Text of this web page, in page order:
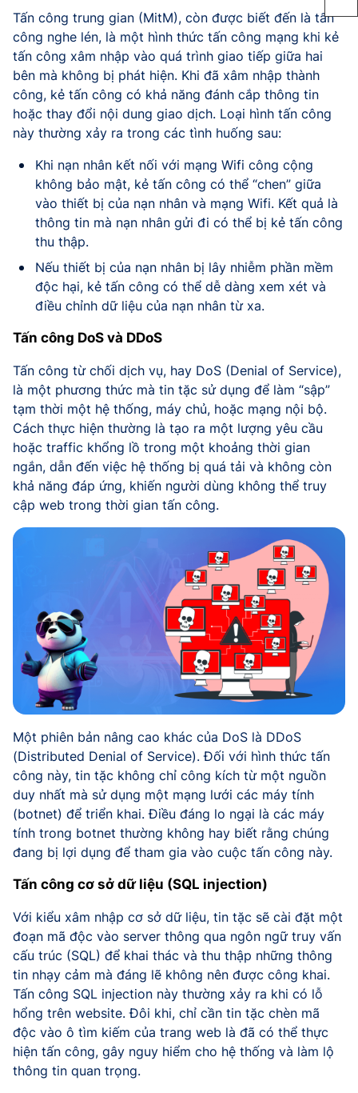
Tấn công trung gian (MitM), còn được biết đến là tấn
công nghe lén, là một hình thức tấn công mạng khi kẻ
tấn công xâm nhập vào quá trình giao tiếp giữa hai
bên mà không bị phát hiện. Khi đã xâm nhập thành
công, kẻ tấn công có khả năng đánh cắp thông tin
hoặc thay đổi nội dung giao dịch. Loại hình tấn công
này thường xảy ra trong các tình huống sau:
Khi nạn nhân kết nối với mạng Wifi công cộng
không bảo mật, kẻ tấn công có thể “chen” giữa
vào thiết bị của nạn nhân và mạng Wifi. Kết quả là
thông tin mà nạn nhân gửi đi có thể bị kẻ tấn công
thu thập.
Nếu thiết bị của nạn nhân bị lây nhiễm phần mềm
độc hại, kẻ tấn công có thể dễ dàng xem xét và
điều chỉnh dữ liệu của nạn nhân từ xa.
Tấn công DoS và DDoS
Tấn công từ chối dịch vụ, hay DoS (Denial of Service),
là một phương thức mà tin tặc sử dụng để làm “sập”
tạm thời một hệ thống, máy chủ, hoặc mạng nội bộ.
Cách thực hiện thường là tạo ra một lượng yêu cầu
hoặc traffic khổng lồ trong một khoảng thời gian
ngắn, dẫn đến việc hệ thống bị quá tải và không còn
khả năng đáp ứng, khiến người dùng không thể truy
cập web trong thời gian tấn công.
Một phiên bản nâng cao khác của DoS là DDoS
(Distributed Denial of Service). Đối với hình thức tấn
công này, tin tặc không chỉ công kích từ một nguồn
duy nhất mà sử dụng một mạng lưới các máy tính
(botnet) để triển khai. Điều đáng lo ngại là các máy
tính trong botnet thường không hay biết rằng chúng
đang bị lợi dụng để tham gia vào cuộc tấn công này.
Tấn công cơ sở dữ liệu (SQL injection)
Với kiểu xâm nhập cơ sở dữ liệu, tin tặc sẽ cài đặt một
đoạn mã độc vào server thông qua ngôn ngữ truy vấn
cấu trúc (SQL) để khai thác và thu thập những thông
tin nhạy cảm mà đáng lẽ không nên được công khai.
Tấn công SQL injection này thường xảy ra khi có lỗ
hổng trên website. Đôi khi, chỉ cần tin tặc chèn mã
độc vào ô tìm kiếm của trang web là đã có thể thực
hiện tấn công, gây nguy hiểm cho hệ thống và làm lộ
thông tin quan trọng.